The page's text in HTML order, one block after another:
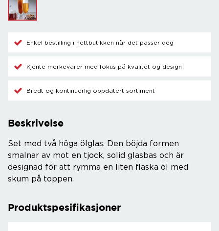
Enkel bestilling i nettbutikken når det passer deg
Kjente merkevarer med fokus på kvalitet og design
Bredt og kontinuerlig oppdatert sortiment
Beskrivelse
Set med två höga ölglas. Den böjda formen
smalnar av mot en tjock, solid glasbas och är
designad för att rymma en liten flaska öl med
skum på toppen.
Produktspesifikasjoner